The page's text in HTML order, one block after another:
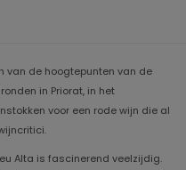
van de hoogtepunten van de
in Priorat, in het
voor een rode wijn die al
Alta is fascinerend veelzijdig.